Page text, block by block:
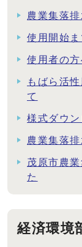
農業集落
使用開始
使用者の
もばら活
て
様式ダウン
農業集落
茂原市農
た
経済環境